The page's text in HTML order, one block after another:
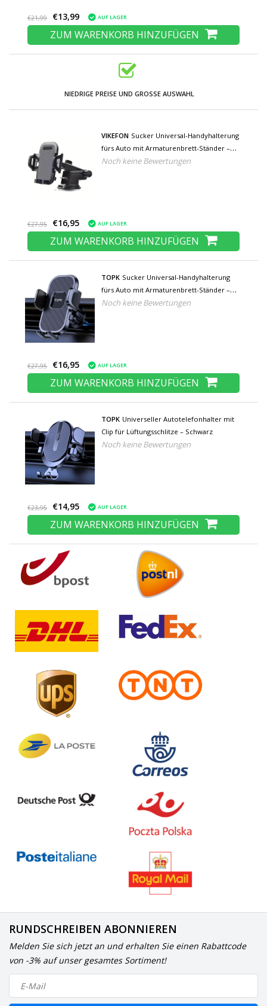
€21,99 €13,99 AUF LAGER
ZUM WARENKORB HINZUFÜGEN
NIEDRIGE PREISE UND GROSSE AUSWAHL
VIKEFON Sucker Universal-Handyhalterung
fürs Auto mit Armaturenbrett-Ständer –
Schwarz
Noch keine Bewertungen
€27,95 €16,95 AUF LAGER
ZUM WARENKORB HINZUFÜGEN
TOPK Sucker Universal-Handyhalterung
fürs Auto mit Armaturenbrett-Ständer –
Schwarz - Copy
Noch keine Bewertungen
€27,95 €16,95 AUF LAGER
ZUM WARENKORB HINZUFÜGEN
TOPK Universeller Autotelefonhalter mit
Clip für Lüftungsschlitze – Schwarz
Noch keine Bewertungen
€23,95 €14,95 AUF LAGER
ZUM WARENKORB HINZUFÜGEN
RUNDSCHREIBEN ABONNIEREN
Melden Sie sich jetzt an und erhalten Sie einen Rabattcode
von -3% auf unser gesamtes Sortiment!